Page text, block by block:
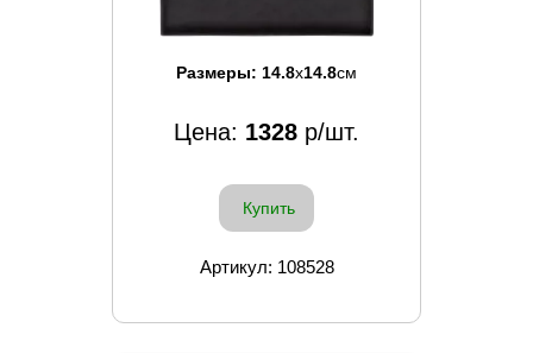
Размеры: 14.8x14.8см
Цена: 1328 р/шт.
Купить
Артикул: 108528